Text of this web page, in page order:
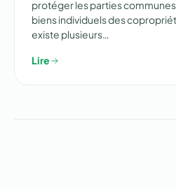
protéger les parties
biens individuels des
existe plusieurs…
Lire